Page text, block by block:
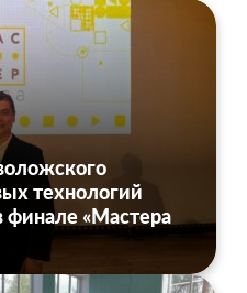
технологий
финале «Мастера